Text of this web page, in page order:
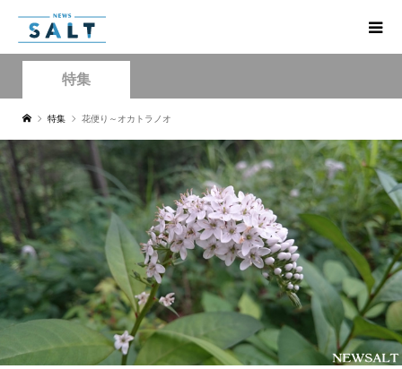
特集
特集 花便り～オカトラノオ